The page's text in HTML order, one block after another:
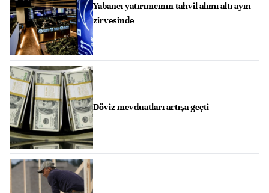
Yabancı yatırımcının tahvil alımı altı ayın
zirvesinde
Döviz mevduatları artışa geçti